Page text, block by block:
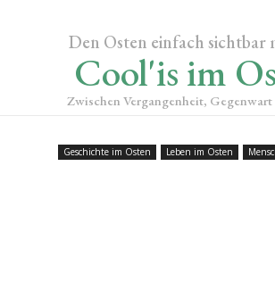
Den Osten einfach sichtbar
Cool'is im
Zwischen Vergangenheit,
Geschichte im Osten Leben im Osten